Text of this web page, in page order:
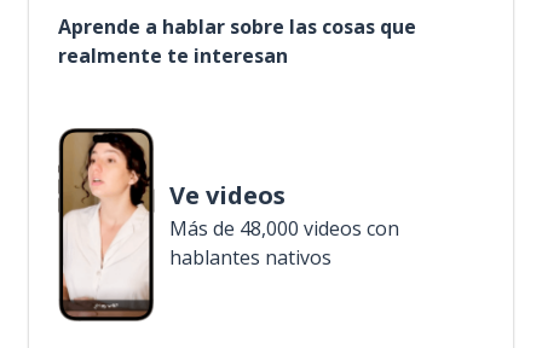
Aprende a hablar sobre las cosas que
realmente te interesan
Ve videos
Más de 48,000 videos con
hablantes nativos